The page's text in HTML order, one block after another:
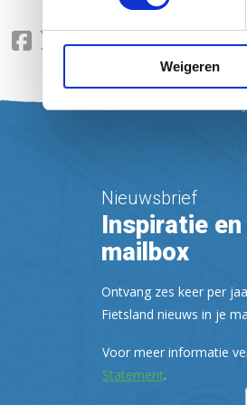
Weigeren
Delen via Facebook
Nieuwsbrief
Inspiratie
mailbox
Ontvang zes keer per
Fietsland nieuws in je
Voor meer informatie
Statement.